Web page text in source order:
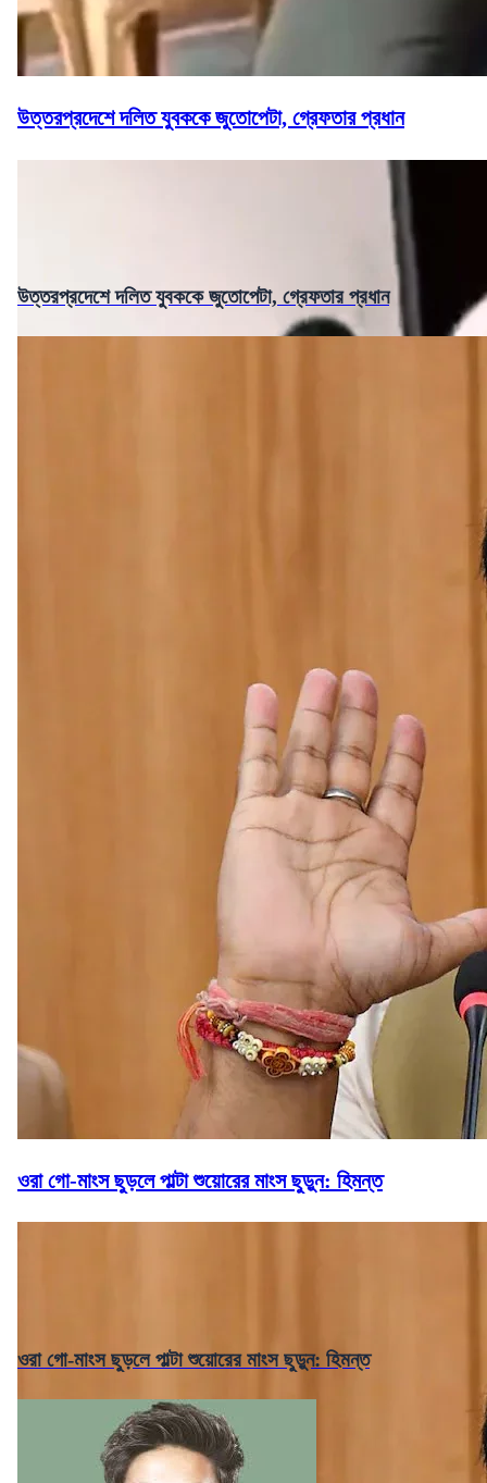
উত্তরপ্রদেশে দলিত যুবককে জুতোপেটা, গ্রেফতার প্রধান
উত্তরপ্রদেশে দলিত যুবককে জুতোপেটা, গ্রেফতার প্রধান
ওরা গো-মাংস ছুড়লে পাল্টা শুয়োরের মাংস ছুড়ুন: হিমন্ত
ওরা গো-মাংস ছুড়লে পাল্টা শুয়োরের মাংস ছুড়ুন: হিমন্ত